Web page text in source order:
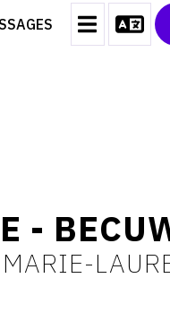
CONTACT
CGU
-